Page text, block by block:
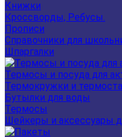
Книжки
Кроссворды, Ребусы.
Прописи
Справочники для
Шпаргалки
Термосы и посуда для
Термокружки и
Бутылки для воды
Термосы
Шейкеры и аксессуары